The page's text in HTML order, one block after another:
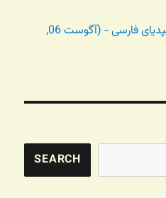
بررسی نیروهای پشت ویکیپدیای فارسی - (آگوست 06,
SEARCH